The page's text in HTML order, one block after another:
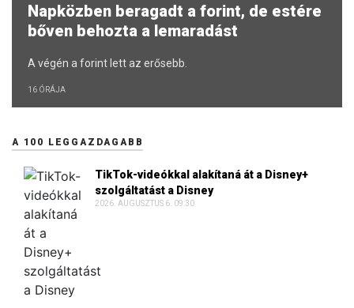
Napközben beragadt a forint, de estére
bőven behozta a lemaradást
A végén a forint lett az erősebb.
16 ÓRÁJA
A 100 LEGGAZDAGABB
TikTok-videókkal alakítaná át a Disney+
szolgáltatást a Disney
2026. AUGUSZTUS 6. 09:30